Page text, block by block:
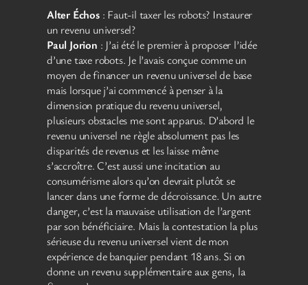
Alter Échos : Faut-il taxer les robots? Instaurer
un revenu universel?
Paul Jorion : J’ai été le premier à proposer l’idée
d’une taxe robots. Je l’avais conçue comme un
moyen de financer un revenu universel de base
mais lorsque j’ai commencé à penser à la
dimension pratique du revenu universel,
plusieurs obstacles me sont apparus. D’abord le
revenu universel ne règle absolument pas les
disparités de revenus et les laisse même
s’accroître. C’est aussi une incitation au
consumérisme alors qu’on devrait plutôt se
lancer dans une forme de décroissance. Un autre
danger, c’est la mauvaise utilisation de l’argent
par son bénéficiaire. Mais la contestation la plus
sérieuse du revenu universel vient de mon
expérience de banquier pendant 18 ans. Si on
donne un revenu supplémentaire aux gens, la